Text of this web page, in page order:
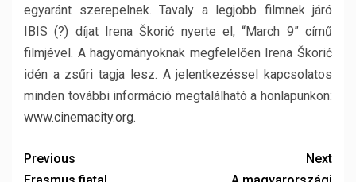
egyaránt szerepelnek. Tavaly a legjobb filmnek járó
IBIS (?) díjat Irena Škorić nyerte el, “March 9” című
filmjével. A hagyományoknak megfelelően Irena Škorić
idén a zsűri tagja lesz. A jelentkezéssel kapcsolatos
minden további információ megtalálható a honlapunkon:
www.cinemacity.org.
Previous
Next